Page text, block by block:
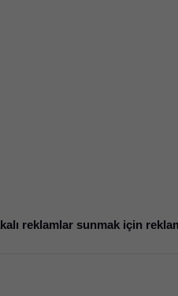
reklamlar sunmak için